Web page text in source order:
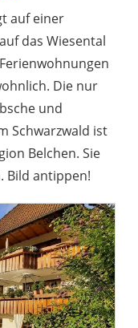
auf einer
das Wiesental
Die nur
und
Schwarzwald ist
Belchen. Sie
Bild antippen!